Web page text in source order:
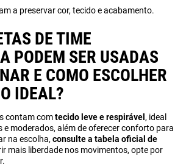
a preservar cor, tecido e acabamento.
DE TIME
PODEM SER USADAS
E COMO ESCOLHER
IDEAL?
contam comtecido leve e respirável , ideal
e moderados, além de oferecer conforto para
na escolha,consulte a tabela oficial de
mais liberdade nos movimentos, opte por